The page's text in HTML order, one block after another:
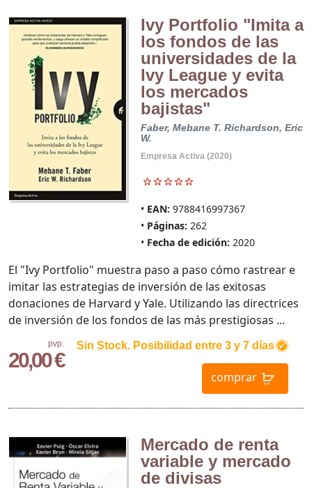
Ivy Portfolio "Imita a
los fondos de las
universidades de la
Ivy League y evita
los mercados
bajistas"
Faber, Mebane T. Richardson, Eric
W.
Empresa Activa (2020)
EAN: 9788416997367
Páginas: 262
Fecha de edición: 2020
pvp.
20,00 €
Sin Stock. Posibilidad entre 3 y 7 días
comprar
El "Ivy Portfolio" muestra paso a paso cómo rastrear e
imitar las estrategias de inversión de las exitosas
donaciones de Harvard y Yale. Utilizando las directrices
de inversión de los fondos de las más prestigiosas ...
Mercado de renta
variable y mercado
de divisas